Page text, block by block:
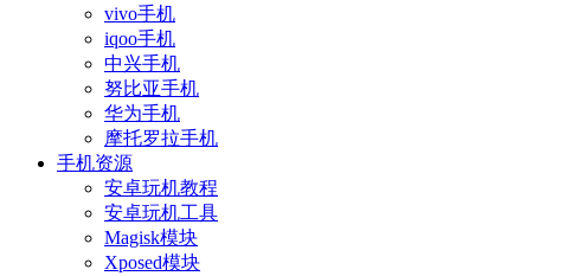
vivo手机
iqoo手机
中兴手机
努比亚手机
华为手机
摩托罗拉手机
手机资源
安卓玩机教程
安卓玩机工具
Magisk模块
Xposed模块